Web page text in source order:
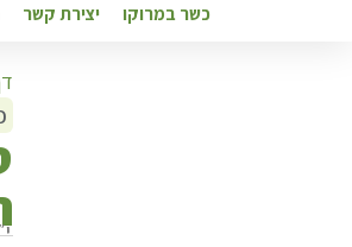
כשר במרוקו יצירת קשר